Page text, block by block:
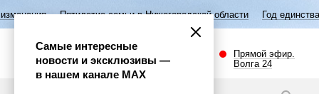
семьи в Нижегородской области Год единства народов
Прямой эфир.
Волга 24
Самые интересные
новости и эксклюзивы —
в нашем канале МАХ